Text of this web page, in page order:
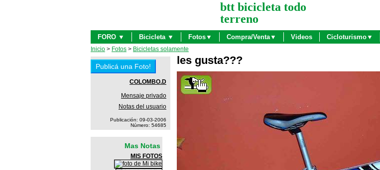
btt bicicleta todo
terreno
FORO ▼ Bicicleta ▼ Fotos▼ Compra/Venta▼ Videos Cicloturismo▼
Inicio > Fotos > Bicicletas solamente
les gusta???
COLOMBO.D
Mensaje privado
Notas del usuario
Publicación: 09-03-2006
Número: 54685
Mas Notas
MIS FOTOS